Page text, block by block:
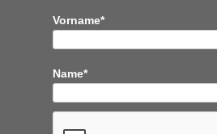
Vorname*
Name*